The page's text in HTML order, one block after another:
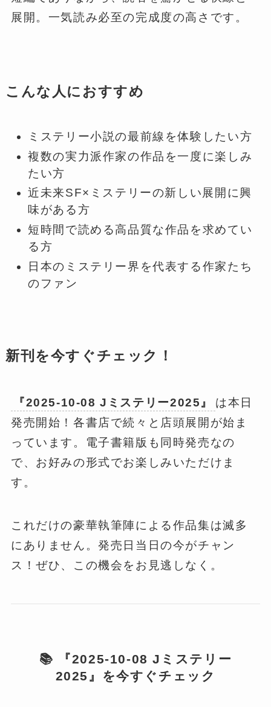
展開。一気読み必至の完成度の高さです。
こんな人におすすめ
ミステリー小説の最前線を体験したい方
複数の実力派作家の作品を一度に楽しみ
たい方
近未来SF×ミステリーの新しい展開に興
味がある方
短時間で読める高品質な作品を求めてい
る方
日本のミステリー界を代表する作家たち
のファン
新刊を今すぐチェック！
『2025-10-08 Jミステリー2025』
は本日
発売開始！各書店で続々と店頭展開が始ま
っています。電子書籍版も同時発売なの
で、お好みの形式でお楽しみいただけま
す。
これだけの豪華執筆陣による作品集は滅多
にありません。発売日当日の今がチャン
ス！ぜひ、この機会をお見逃しなく。
📚 『2025-10-08 Jミステリー
2025』を今すぐチェック